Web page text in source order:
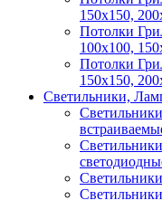
150х150,
Потолки
100х100,
Потолки
150х150,
Светильники,